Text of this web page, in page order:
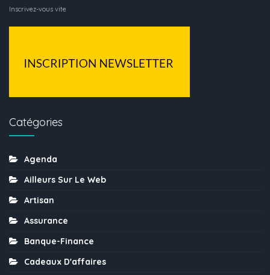
Inscrivez-vous vite
Catégories
Agenda
Ailleurs Sur Le Web
Artisan
Assurance
Banque-Finance
Cadeaux D'affaires